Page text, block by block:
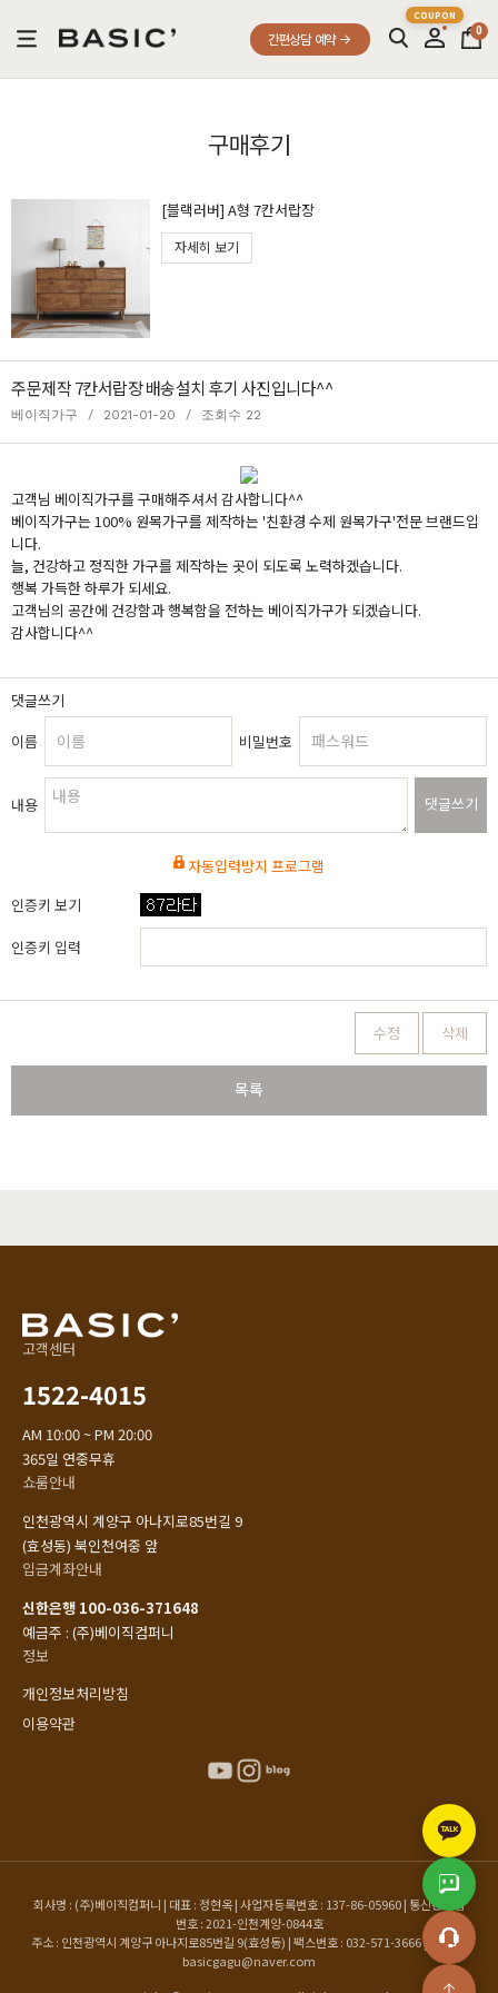
간편상담 예약
0
구매후기
[블랙러버] A형 7칸서랍장
자세히 보기
주문제작 7칸서랍장 배송설치 후기 사진입니다^^
베이직가구 / 2021-01-20 / 조회수 22
고객님 베이직가구를 구매해주셔서 감사합니다^^
베이직가구는 100% 원목가구를 제작하는 '친환경 수제 원목가구'전문 브랜드입
니다.
늘, 건강하고 정직한 가구를 제작하는 곳이 되도록 노력하겠습니다.
행복 가득한 하루가 되세요.
고객님의 공간에 건강함과 행복함을 전하는 베이직가구가 되겠습니다.
감사합니다^^
댓글쓰기
이름
비밀번호
내용 댓글쓰기
자동입력방지 프로그램
인증키 보기
인증키 입력
수정 삭제
목록
고객센터
1522-4015
AM 10:00 ~ PM 20:00
365일 연중무휴
쇼룸안내
인천광역시 계양구 아나지로85번길 9
(효성동) 북인천여중 앞
입금계좌안내
신한은행 100-036-371648
예금주 : (주)베이직컴퍼니
정보
개인정보처리방침
이용약관
회사명 : (주)베이직컴퍼니 | 대표 : 정현옥 | 사업자등록번호 : 137-86-05960 | 통신판매업
번호 : 2021-인천계양-0844호
주소 : 인천광역시 계양구 아나지로85번길 9(효성동) | 팩스번호 : 032-571-3666 | 이메일 :
basicgagu@naver.com